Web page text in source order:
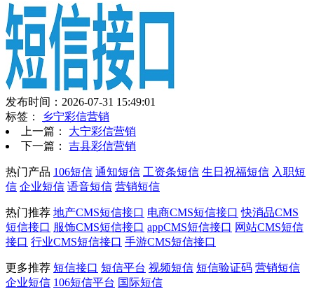
发布时间：2026-07-31 15:49:01
标签：
乡宁彩信营销
上一篇： 大宁彩信营销
下一篇： 吉县彩信营销
热门产品 106短信 通知短信 工资条短信 生日祝福短信 入职短
信 企业短信 语音短信 营销短信
热门推荐 地产CMS短信接口 电商CMS短信接口 快消品CMS
短信接口 服饰CMS短信接口 appCMS短信接口 网站CMS短信
接口 行业CMS短信接口 手游CMS短信接口
更多推荐 短信接口 短信平台 视频短信 短信验证码 营销短信
企业短信 106短信平台 国际短信